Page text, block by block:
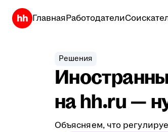
ГлавнаяРаботодатели
Решения
на hh.ru —
Объясняем, что